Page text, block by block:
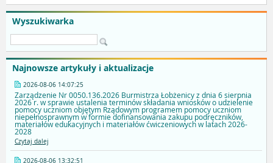
Wyszukiwarka
Najnowsze artykuły i aktualizacje
2026-08-06 14:07:25
Zarządzenie Nr 0050.136.2026 Burmistrza Łobżenicy z dnia 6 sierpnia
2026 r. w sprawie ustalenia terminów składania wniosków o udzielenie
pomocy uczniom objętym Rządowym programem pomocy uczniom
niepełnosprawnym w formie dofinansowania zakupu podręczników,
materiałów edukacyjnych i materiałów ćwiczeniowych w latach 2026-
2028
Czytaj dalej
2026-08-06 13:32:51